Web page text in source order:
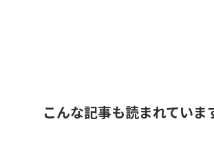
こんな記事も読まれていま